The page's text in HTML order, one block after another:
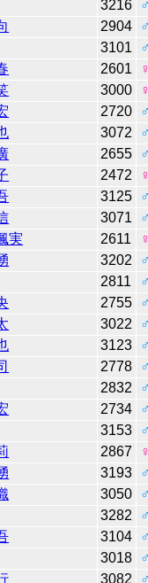
3216
2904
3101
2601
3000
2720
3072
2655
2472
3125
3071
実 2611
3202
2811
2755
3022
3123
2778
2832
2734
3153
2867
3193
3050
3282
3104
3018
3082